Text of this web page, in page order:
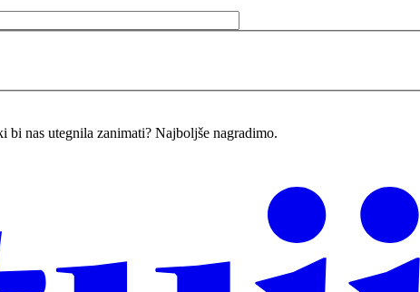
nas utegnila zanimati? Najboljše nagradimo.